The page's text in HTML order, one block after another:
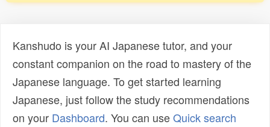
Kanshudo is your AI Japanese tutor, and your
constant companion on the road to mastery of the
Japanese language. To get started learning
Japanese, just follow the study recommendations
on your Dashboard. You can useQuick search